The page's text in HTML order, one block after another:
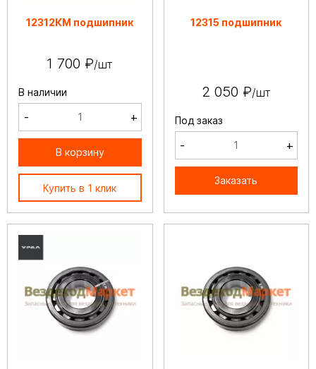
12312КМ подшипник
1 700 ₽/шт
В наличии
- +
В корзину
Купить в 1 клик
12315 подшипник
2 050 ₽/шт
Под заказ
- +
Заказать